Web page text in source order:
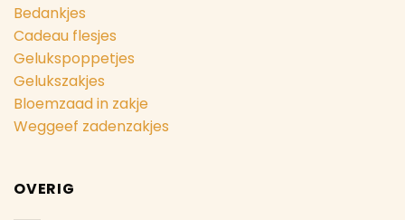
Bedankjes
Cadeau flesjes
Gelukspoppetjes
Gelukszakjes
Bloemzaad in zakje
Weggeef zadenzakjes
OVERIG